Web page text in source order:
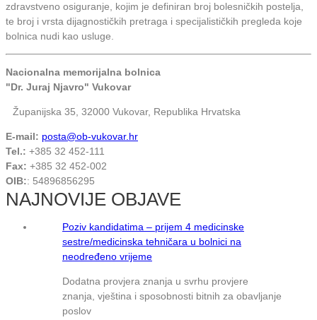
zdravstveno osiguranje, kojim je definiran broj bolesničkih postelja,
te broj i vrsta dijagnostičkih pretraga i specijalističkih pregleda koje
bolnica nudi kao usluge.
Nacionalna memorijalna bolnica
"Dr. Juraj Njavro" Vukovar
Županijska 35, 32000 Vukovar, Republika Hrvatska
E-mail: posta@ob-vukovar.hr
Tel.: +385 32 452-111
Fax: +385 32 452-002
OIB:: 54896856295
NAJNOVIJE OBJAVE
Poziv kandidatima – prijem 4 medicinske
sestre/medicinska tehničara u bolnici na
neodređeno vrijeme
Dodatna provjera znanja u svrhu provjere
znanja, vještina i sposobnosti bitnih za obavljanje
poslov